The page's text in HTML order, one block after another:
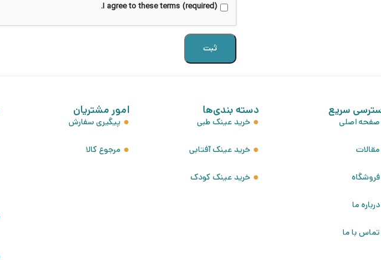
I agree to these terms (required).
سریع
صفحه اصلی
مقالات
فروشگاه
درباره ما
تماس با ما
دسته بندی‌ها
خرید عینک طبی
خرید عینک آفتابی
خرید عینک کودک
امور مشتریان
پیگیری سفارش
مرجوع کالا